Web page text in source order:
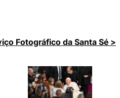
Fotográfico da Santa Sé >